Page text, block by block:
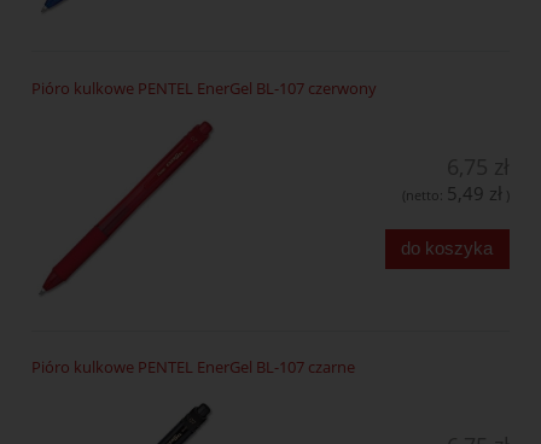
Pióro kulkowe PENTEL EnerGel BL-107 czerwony
(netto: 5,49 zł )
do koszyka
Pióro kulkowe PENTEL EnerGel BL-107 czarne